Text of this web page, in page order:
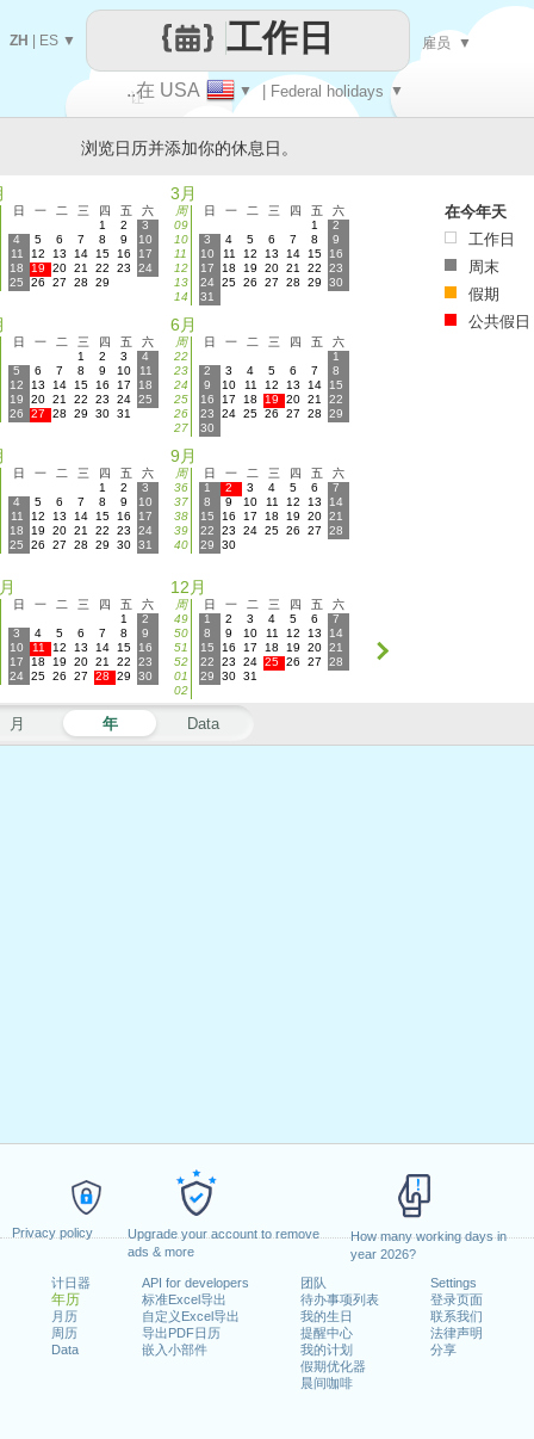
Privacy policy
Upgrade your account to remove
ads & more
How many working days in
year 2026?
计日器
年历
月历
周历
Data
API for developers
标准Excel导出
自定义Excel导出
导出PDF日历
嵌入小部件
团队
待办事项列表
我的生日
提醒中心
我的计划
假期优化器
晨间咖啡
Settings
登录页面
联系我们
法律声明
分享
让
..在 USA ▼ | Federal holidays ▼
工作日
ZH ES ▼ 雇员 ▼
浏览日历并添加你的休息日。
日 一 二 三 四 五
六
1
2
3
4
5 6 7 8 9
10
11
12 13 14 15 16
17
18
19 20 21 22 23
24
25
26 27 28 29
3月
周 日 一 二 三 四 五
六
09
1
2
10
3 4 5 6 7 8
9
11
10 11 12 13 14 15
16
12
17 18 19 20 21 22
23
13
24 25 26 27 28 29
30
14
31
日 一 二 三 四 五
六
1
2 3
4
5
6 7 8 9 10
11
12
13 14 15 16 17
18
19
20 21 22 23 24 25
26
27 28 29 30 31
6月
周 日 一 二 三 四 五
六
22
1
23
2 3 4 5 6 7
8
24
9 10 11 12 13 14
15
25
16 17 18 19 20 21
22
26
23 24 25 26 27 28
29
27
30
日 一 二 三 四 五
六
1
2
3
4
5 6 7 8 9
10
11
12 13 14 15 16
17
18
19 20 21 22 23
24
25
26 27 28 29 30 31
9月
周 日 一 二 三 四 五
六
36
1 2 3 4 5 6
7
37
8 9 10 11 12 13
14
38
15 16 17 18 19 20 21
39
22 23 24 25 26 27
28
40
29 30
日 一 二 三 四 五
六
1
2
3
4 5 6 7 8
9
10
11 12 13 14 15
16
17
18 19 20 21 22
23
24
25 26 27 28 29 30
12月
周 日 一 二 三 四 五
六
49
1 2 3 4 5 6
7
50
8 9 10 11 12 13
14
51
15 16 17 18 19 20 21
52
22 23 24 25 26 27
28
01
29 30 31
02
月 年 Data
在今年天
工作日
周末
假期
公共假日